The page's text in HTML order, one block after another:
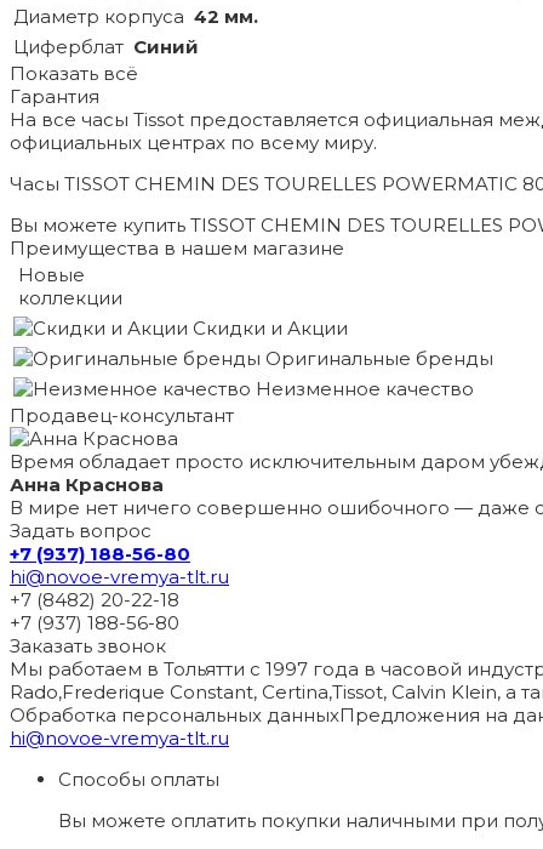
Диаметр корпуса 42 мм.
Циферблат Синий
Показать всё
Гарантия
На все часы Tissot предоставляется официальная
официальных центрах по всему миру.
Часы TISSOT CHEMIN DES TOURELLES POWERMATIC
Вы можете купить TISSOT CHEMIN DES TOURELLES
Преимущества в нашем магазине
Новые
коллекции
Скидки и Акции
Оригинальные бренды
Неизменное качество
Продавец-консультант
Время обладает просто исключительным даром
Анна Краснова
В мире нет ничего совершенно ошибочного — даже
Задать вопрос
+7 (937) 188-56-80
hi@novoe-vremya-tlt.ru
+7 (8482) 20-22-18
+7 (937) 188-56-80
Заказать звонок
Мы работаем в Тольятти с 1997 года в часовой
Rado,Frederique Constant, Certina,Tissot, Calvin Klein, а
Обработка персональных данныхПредложения на
hi@novoe-vremya-tlt.ru
Способы оплаты
Вы можете оплатить покупки наличными при